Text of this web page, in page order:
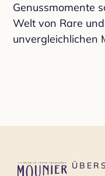
Genussmomente
Welt von Rare
unvergleichlichen